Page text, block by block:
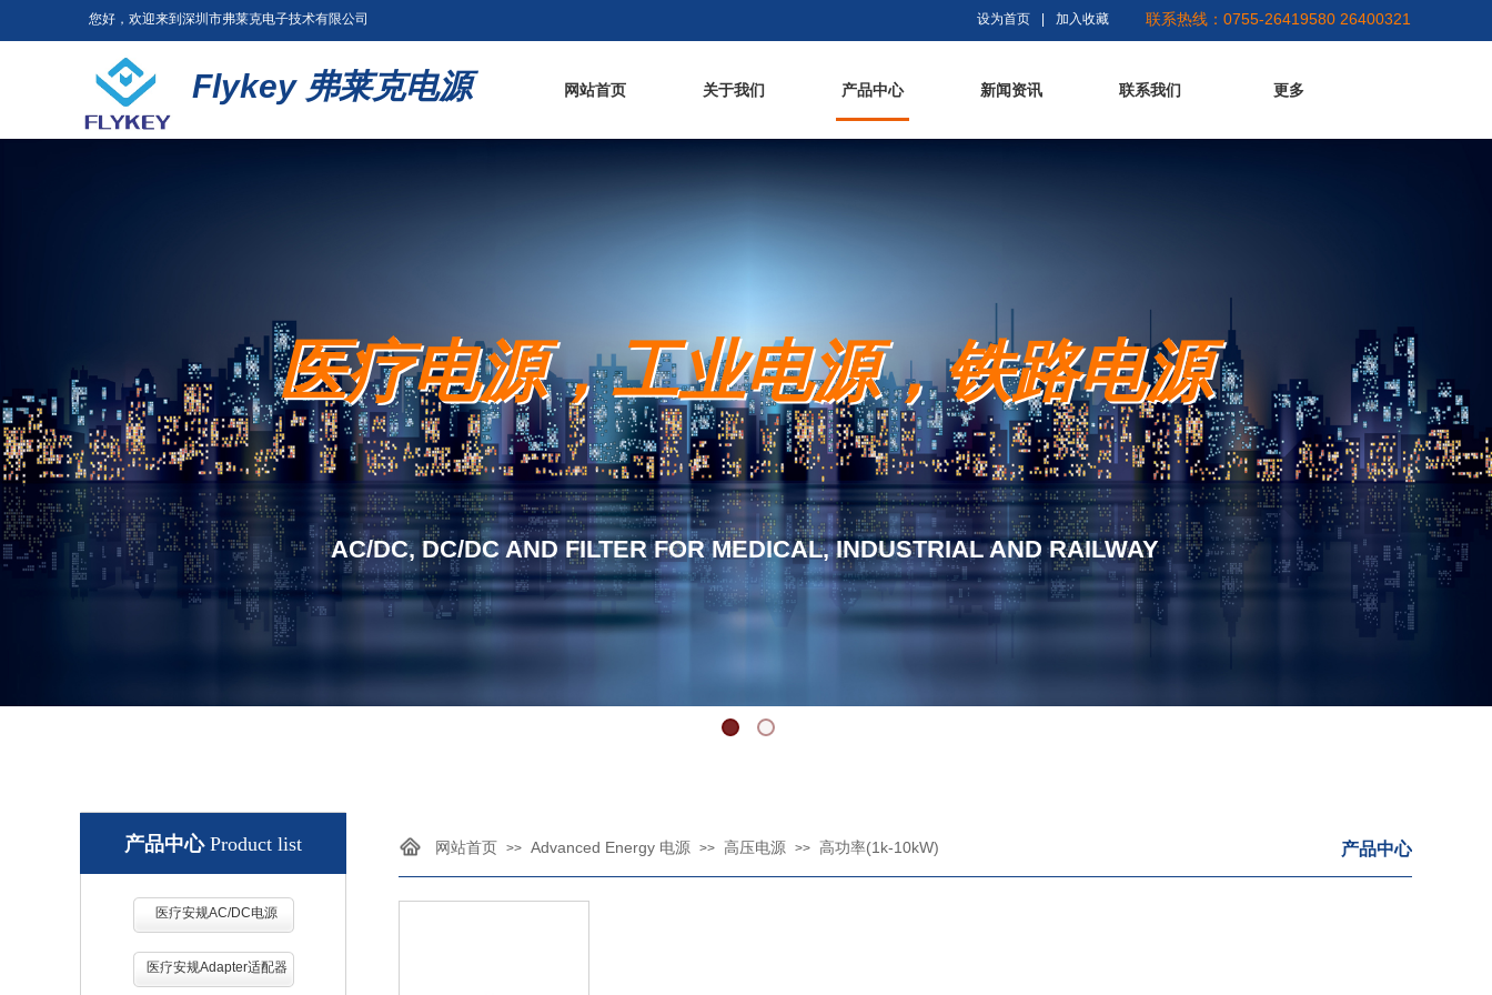
设为首页 加入收藏 联系热线：0755-26419580 26400321
您好，欢迎来到深圳市弗莱克电子技术有限公司
网站首页 关于我们 产品中心 新闻资讯 联系我们 更多
Flykey 弗莱克电源
医疗电源，工业电源，铁路电源
AC/DC, DC/DC AND FILTER FOR MEDICAL, INDUSTRIAL AND RAILWAY
产品中心 Product list
医疗安规AC/DC电源
医疗安规Adapter适配器
产品中心
网站首页 >> Advanced Energy 电源 >> 高压电源 >> 高功率(1k-10kW)